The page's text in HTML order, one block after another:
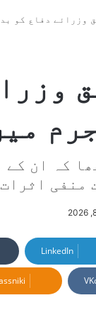
وزرائے دفاع کو
میں لکھا
منفی
LinkedIn